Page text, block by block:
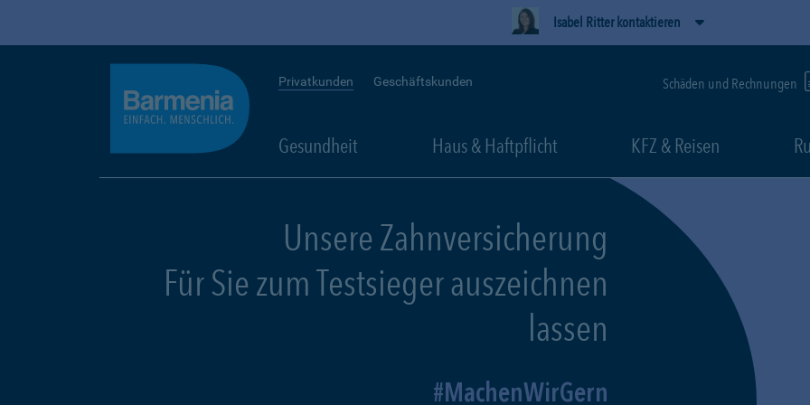
Isabel Ritter kontaktieren
Privatkunden Geschäftskunden Schäden und Rechnungen
Gesundheit Haus & Haftpflicht KFZ & Reisen
Unsere Zahnversicherung
Für Sie zum Testsieger auszeichnen
lassen
MachenWirGern